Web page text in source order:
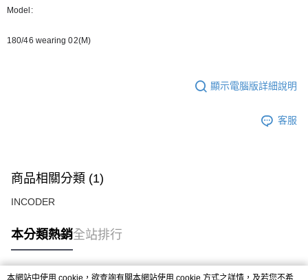
Model:
180/46 wearing 02(M)
顯示電腦版詳細說明
客服
商品相關分類 (1)
INCODER
本分類熱銷全站排行
本網站中使用 cookie，欲查詢有關本網站使用 cookie 方式之詳情，及若您不希